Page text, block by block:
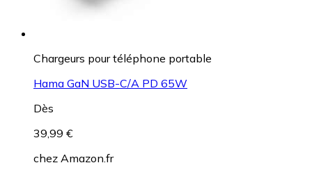
Chargeurs pour téléphone portable
Hama GaN USB-C/A PD 65W
Dès
39,99 €
chez Amazon.fr